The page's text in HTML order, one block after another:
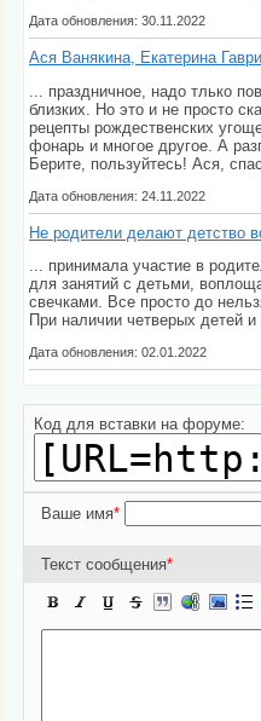
Дата обновления: 30.11.2022
Ася Ванякина, Екатерина
... праздничное, надо тлько
близких. Но это и не просто
рецепты рождественских
фонарь и многое другое. А
Берите, пользуйтесь! Ася,
Дата обновления: 24.11.2022
Не родители делают детство
... принимала участие в
для занятий с детьми,
свечками. Все просто до
При наличии четверых детей
Дата обновления: 02.01.2022
Код для вставки на форуме:
Ваше имя*
Текст сообщения*